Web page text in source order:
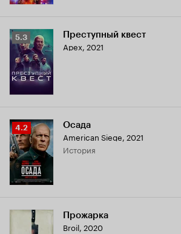
Рейтинг
Кинопоиска
5.3
5.3 Преступный квест
Apex, 2021
Рейтинг
Кинопоиска
4.2
4.2 Осада
American Siege, 2021
история
Прожарка
Broil, 2020